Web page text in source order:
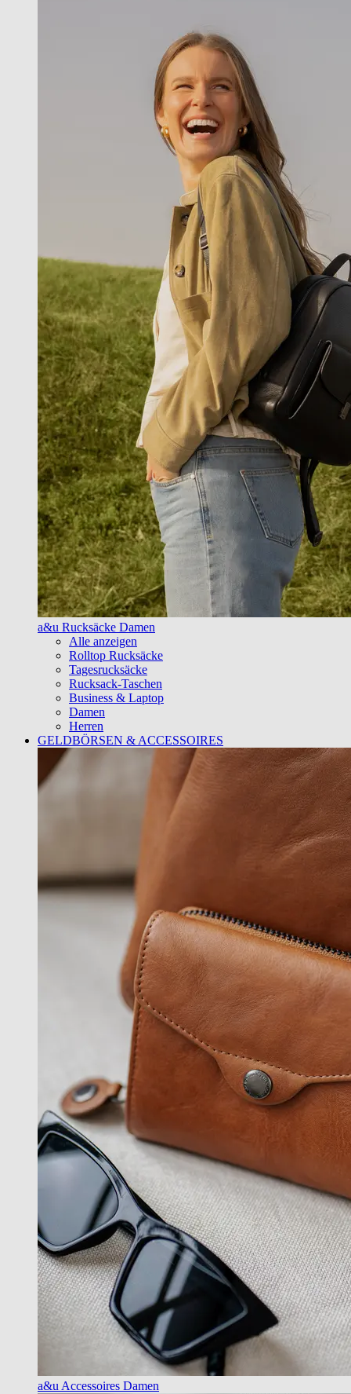
a&u Rucksäcke Damen
Alle anzeigen
Rolltop Rucksäcke
Tagesrucksäcke
Rucksack-Taschen
Business & Laptop
Damen
Herren
GELDBÖRSEN & ACCESSOIRES
a&u Accessoires Damen